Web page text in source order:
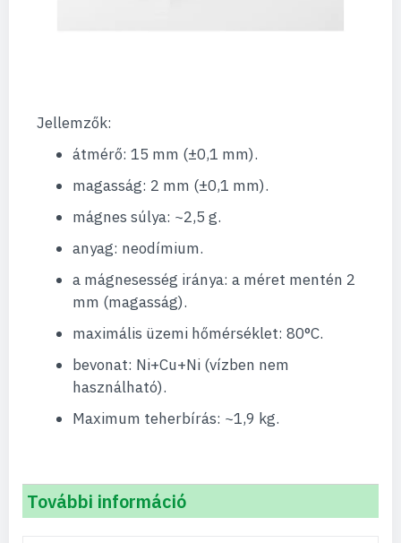
Jellemzők:
átmérő: 15 mm (±0,1 mm).
magasság: 2 mm (±0,1 mm).
mágnes súlya: ~2,5 g.
anyag: neodímium.
a mágnesesség iránya: a méret mentén 2
mm (magasság).
maximális üzemi hőmérséklet: 80°C.
bevonat: Ni+Cu+Ni (vízben nem
használható).
Maximum teherbírás: ~1,9 kg.
További információ